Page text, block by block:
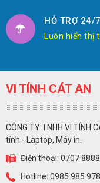
HỖ TRỢ 24/7
Luôn hiển thị
VI TÍNH CÁT AN
CÔNG TY TNHH VI TÍNH
tính - Laptop, Máy in.
Điện thoại: 0707
Hotline: 0985 985 978